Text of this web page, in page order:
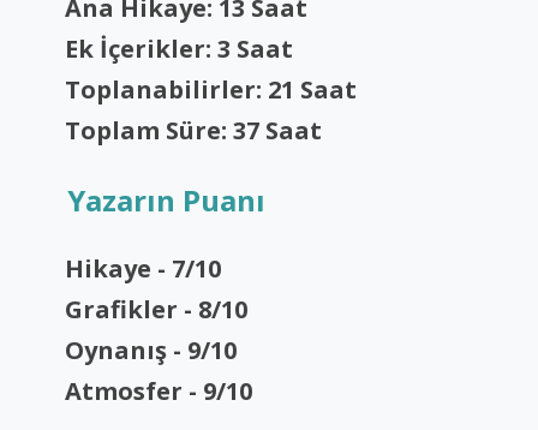
Ana Hikaye: 13 Saat
Ek İçerikler: 3 Saat
Toplanabilirler: 21 Saat
Toplam Süre: 37 Saat
Yazarın Puanı
Hikaye - 7/10
Grafikler - 8/10
Oynanış - 9/10
Atmosfer - 9/10